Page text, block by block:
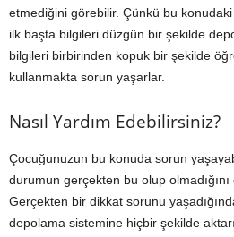
etmediğini görebilir. Çünkü bu
ilk başta bilgileri düzgün bir şekilde
bilgileri birbirinden kopuk bir şekilde
kullanmakta sorun yaşarlar.
Nasıl Yardım Edebilirsiniz?
Çocuğunuzun bu konuda sorun
durumun gerçekten bu olup
Gerçekten bir dikkat sorunu
depolama sistemine hiçbir şekilde